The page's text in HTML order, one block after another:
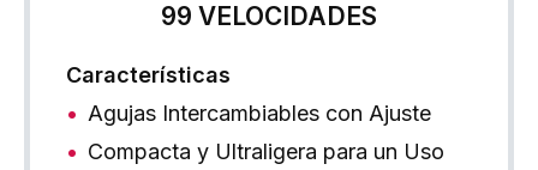
99 VELOCIDADES
Características
Agujas Intercambiables con Ajuste
Compacta y Ultraligera para un Uso